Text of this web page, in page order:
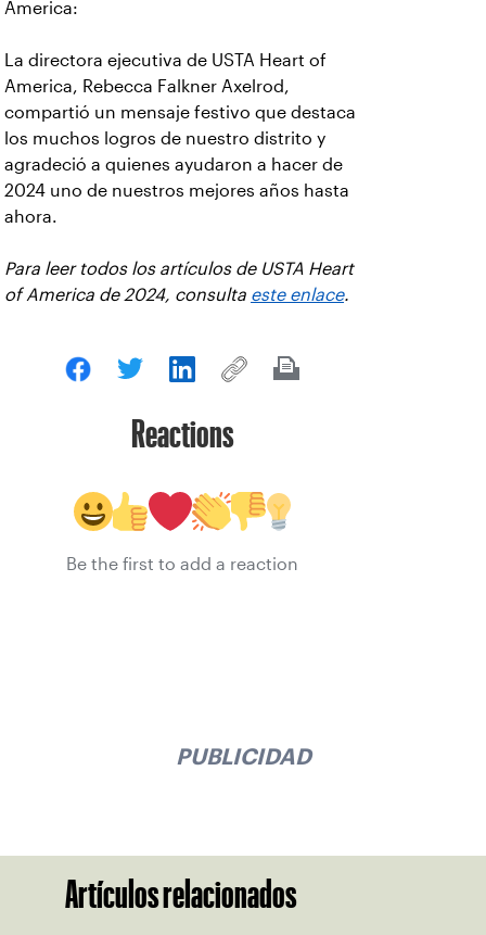
America:
La directora ejecutiva de USTA Heart of
America, Rebecca Falkner Axelrod,
compartió un mensaje festivo que destaca
los muchos logros de nuestro distrito y
agradeció a quienes ayudaron a hacer de
2024 uno de nuestros mejores años hasta
ahora.
Para leer todos los artículos de USTA Heart
of America de 2024, consulta este enlace.
Reactions
Be the first to add a reaction
PUBLICIDAD
Artículos relacionados